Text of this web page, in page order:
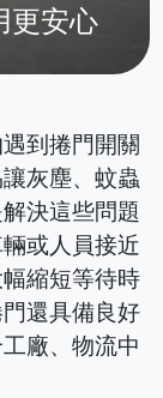
更安心
到捲門開關
灰塵、蚊蟲
決這些問題
或人員接近
縮短等待時
還具備良好
廠、物流中